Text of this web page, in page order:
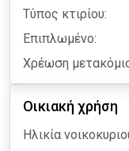
Τύπος κτιρίου:
Επιπλωμένο:
Χρέωση
Οικιακή χρήση
Ηλικία